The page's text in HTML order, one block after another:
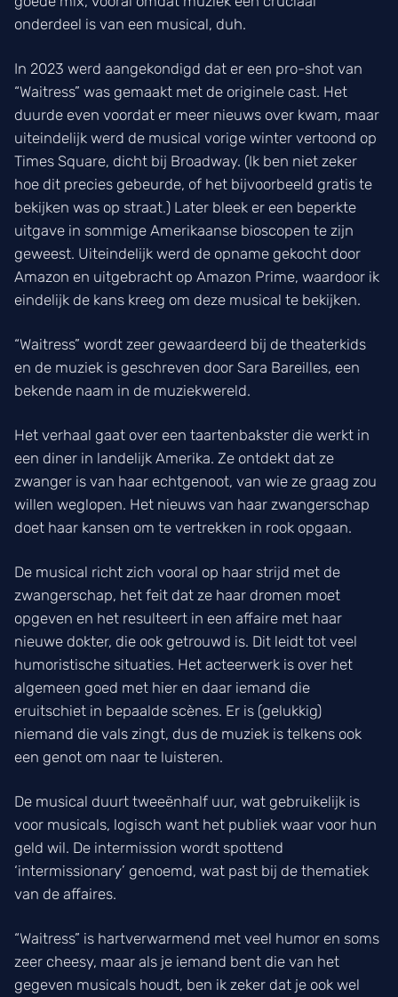
onderdeel is van een musical, duh.
In 2023 werd aangekondigd dat er een pro-shot van
“Waitress” was gemaakt met de originele cast. Het
duurde even voordat er meer nieuws over kwam, maar
uiteindelijk werd de musical vorige winter vertoond op
Times Square, dicht bij Broadway. (Ik ben niet zeker
hoe dit precies gebeurde, of het bijvoorbeeld gratis te
bekijken was op straat.) Later bleek er een beperkte
uitgave in sommige Amerikaanse bioscopen te zijn
geweest. Uiteindelijk werd de opname gekocht door
Amazon en uitgebracht op Amazon Prime, waardoor ik
eindelijk de kans kreeg om deze musical te bekijken.
“Waitress” wordt zeer gewaardeerd bij de theaterkids
en de muziek is geschreven door Sara Bareilles, een
bekende naam in de muziekwereld.
Het verhaal gaat over een taartenbakster die werkt in
een diner in landelijk Amerika. Ze ontdekt dat ze
zwanger is van haar echtgenoot, van wie ze graag zou
willen weglopen. Het nieuws van haar zwangerschap
doet haar kansen om te vertrekken in rook opgaan.
De musical richt zich vooral op haar strijd met de
zwangerschap, het feit dat ze haar dromen moet
opgeven en het resulteert in een affaire met haar
nieuwe dokter, die ook getrouwd is. Dit leidt tot veel
humoristische situaties. Het acteerwerk is over het
algemeen goed met hier en daar iemand die
eruitschiet in bepaalde scènes. Er is (gelukkig)
niemand die vals zingt, dus de muziek is telkens ook
een genot om naar te luisteren.
De musical duurt tweeënhalf uur, wat gebruikelijk is
voor musicals, logisch want het publiek waar voor hun
geld wil. De intermission wordt spottend
‘intermissionary’ genoemd, wat past bij de thematiek
van de affaires.
“Waitress” is hartverwarmend met veel humor en soms
zeer cheesy, maar als je iemand bent die van het
gegeven musicals houdt, ben ik zeker dat je ook wel